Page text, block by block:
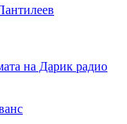
на Дарик радио